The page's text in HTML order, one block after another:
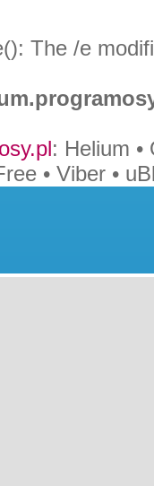
The /e
: Helium •
• Viber •